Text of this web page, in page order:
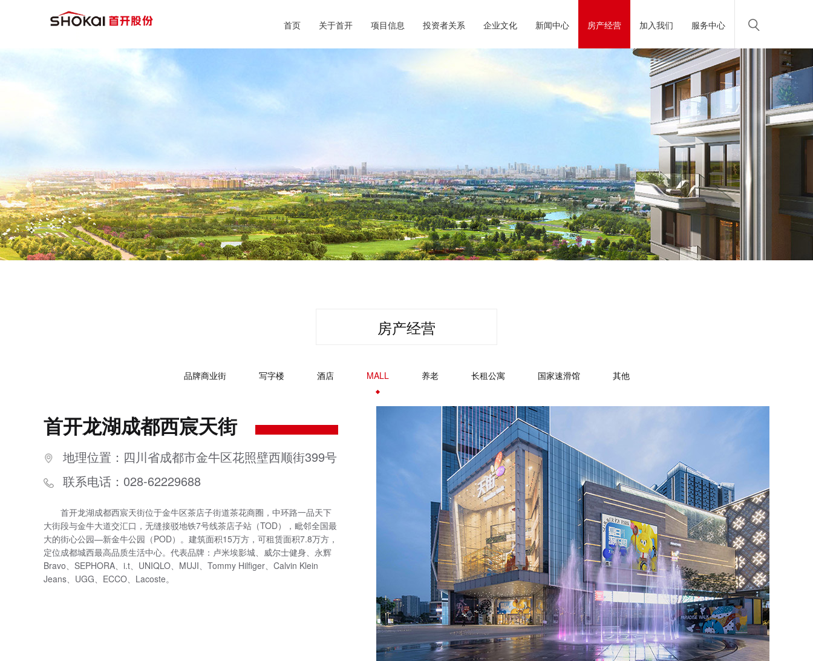
首页 关于首开 项目信息 投资者关系 企业文化 新闻中心 房产经营 加入我们 服务中心
房产经营
品牌商业街 写字楼 酒店 MALL 养老 长租公寓 国家速滑馆 其他
首开龙湖成都西宸天街
地理位置：四川省成都市金牛区花照壁西顺街399号
联系电话：028-62229688
首开龙湖成都西宸天街位于金牛区茶店子街道茶花商圈，中环路一品天下
大街段与金牛大道交汇口，无缝接驳地铁7号线茶店子站（TOD），毗邻全国最
大的街心公园—新金牛公园（POD）。建筑面积15万方，可租赁面积7.8万方，
定位成都城西最高品质生活中心。代表品牌：卢米埃影城、威尔士健身、永辉
Bravo、SEPHORA、i.t、UNIQLO、MUJI、Tommy Hilfiger、Calvin Klein
Jeans、UGG、ECCO、Lacoste。